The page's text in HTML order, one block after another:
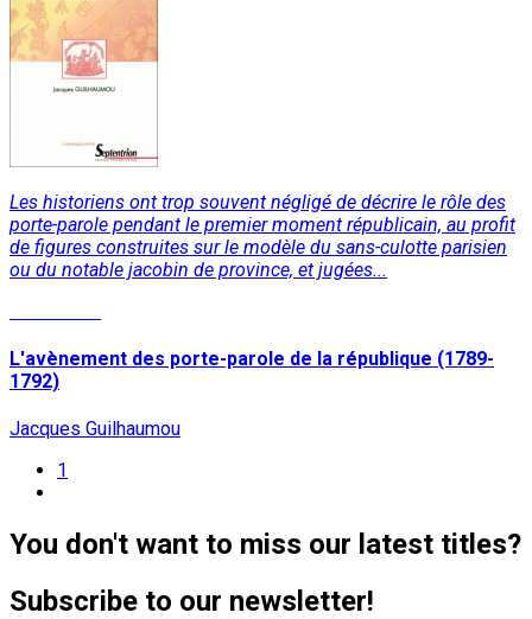
Les historiens ont trop souvent négligé de décrire le rôle des
porte-parole pendant le premier moment républicain, au profit
de figures construites sur le modèle du sans-culotte parisien
ou du notable jacobin de province, et jugées...
L'avènement des porte-parole de la république (1789-
1792)
Jacques Guilhaumou
1
You don't want to miss our latest titles?
Subscribe to our newsletter!